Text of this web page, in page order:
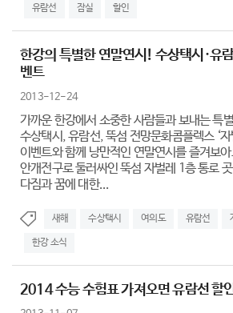
유람선 잠실 할인
한강의 특별한 연말연시! 수상택시·유
벤트
2013-12-24
가까운 한강에서 소중한 사람들과 보내는 특
수상택시, 유람선, 뚝섬 전망문화콤플렉스 ‘
이벤트와 함께 낭만적인 연말연시를 즐겨보
안개전구로 둘러싸인 뚝섬 자벌레 1층 통로
다짐과 꿈에 대한...
새해 수상택시 여의도 유람선
한강 소식
2014 수능 수험표 가져오면 유람선 할